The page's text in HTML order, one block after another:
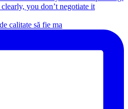
calitate să fie ma